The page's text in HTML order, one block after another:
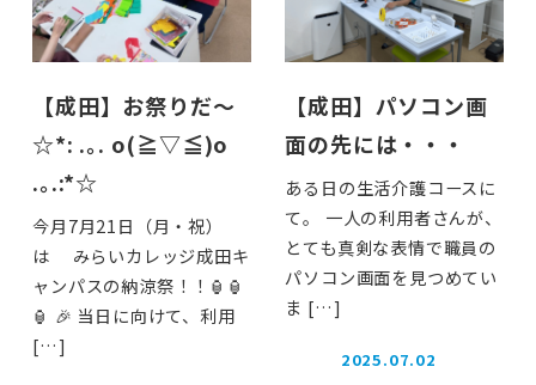
【成田】お祭りだ～
☆*: .｡. o(≧▽≦)o
.｡.:*☆
今月7月21日（月・祝）
は みらいカレッジ成田キ
ャンパスの納涼祭！！🏮🏮
🏮 🎉 当日に向けて、利用
[…]
【成田】パソコン画
面の先には・・・
ある日の生活介護コースに
て。 一人の利用者さんが、
とても真剣な表情で職員の
パソコン画面を見つめてい
ま […]
投稿日
2025.07.02